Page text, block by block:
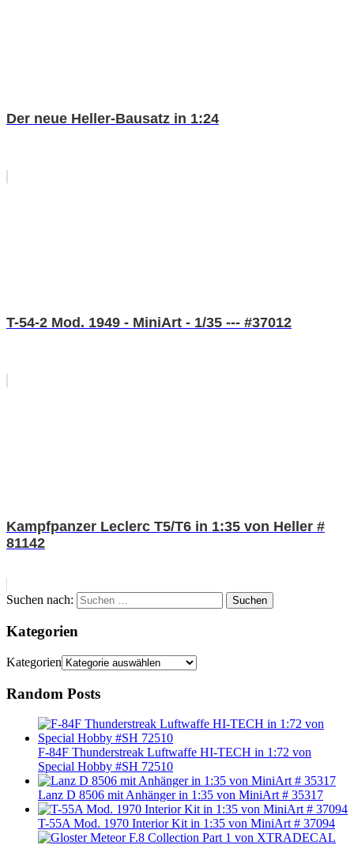
Der neue Heller-Bausatz in 1:24
T-54-2 Mod. 1949 - MiniArt - 1/35 --- #37012
Kampfpanzer Leclerc T5/T6 in 1:35 von Heller #
81142
Suchen nach: Suchen
Kategorien
Kategorien
Random Posts
F-84F Thunderstreak Luftwaffe HI-TECH in 1:72 von
Special Hobby #SH 72510
Lanz D 8506 mit Anhänger in 1:35 von MiniArt # 35317
T-55A Mod. 1970 Interior Kit in 1:35 von MiniArt # 37094